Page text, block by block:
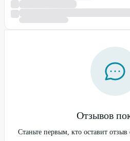
Отзывов
Станьте первым, кто оставит